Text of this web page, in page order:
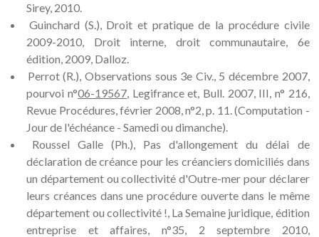
Sirey, 2010.
Guinchard (S.), Droit et pratique de la procédure civile
2009-2010, Droit interne, droit communautaire, 6e
édition, 2009, Dalloz.
Perrot (R.), Observations sous 3e Civ., 5 décembre 2007,
pourvoi n°06-19567, Legifrance et, Bull. 2007, III, n° 216,
Revue Procédures, février 2008, n°2, p. 11. (Computation -
Jour de l'échéance - Samedi ou dimanche).
Roussel Galle (Ph.), Pas d'allongement du délai de
déclaration de créance pour les créanciers domiciliés dans
un département ou collectivité d'Outre-mer pour déclarer
leurs créances dans une procédure ouverte dans le même
département ou collectivité !, La Semaine juridique, édition
entreprise et affaires, n°35, 2 septembre 2010,